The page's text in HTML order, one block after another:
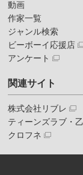
動画
作家一覧
ジャンル検索
ビーボーイ応援店
アンケート
関連サイト
株式会社リブレ
ティーンズラブ・
クロフネ